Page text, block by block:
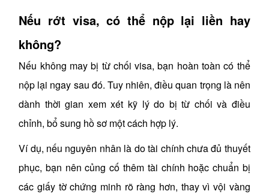
Nếu rớt visa, có thể nộp lại liền hay
không?
Nếu không may bị từ chối visa, bạn hoàn toàn có thể
nộp lại ngay sau đó. Tuy nhiên, điều quan trọng là nên
dành thời gian xem xét kỹ lý do bị từ chối và điều
chỉnh, bổ sung hồ sơ một cách hợp lý.
Ví dụ, nếu nguyên nhân là do tài chính chưa đủ thuyết
phục, bạn nên củng cố thêm tài chính hoặc chuẩn bị
các giấy tờ chứng minh rõ ràng hơn, thay vì vội vàng